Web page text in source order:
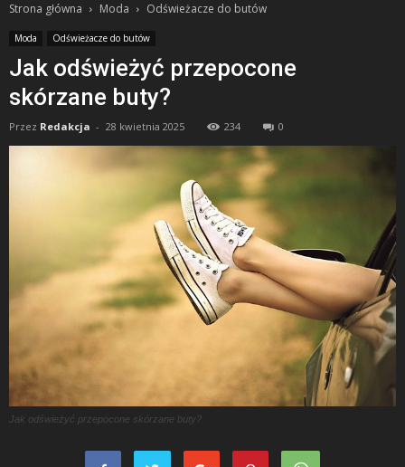
Strona główna Moda Odświeżacze do butów
Moda Odświeżacze do butów
Jak odświeżyć przepocone
skórzane buty?
Przez Redakcja - 28 kwietnia 2025 234 0
Jak odświeżyć przepocone skórzane buty?